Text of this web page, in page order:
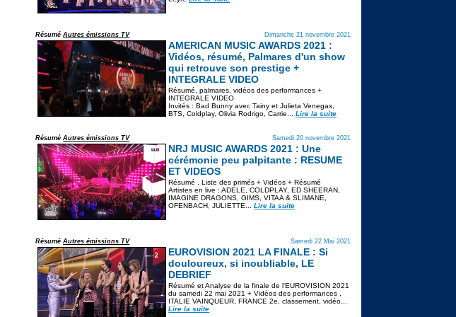
RésuméAutres émissions TV Dimanche 21 novembre 2021
AMERICAN MUSIC AWARDS 2021 :
Vidéos, résumé, Palmares d'un show
qui retrouve son prestige +
INTEGRALE VIDEO
Résumé, palmares, vidéos des performances +
INTEGRALE VIDEO
Invités : Bad Bunny avec Tainy et Julieta Venegas,
BTS, Coldplay, Olivia Rodrigo, Carrie...Lire la suite
RésuméAutres émissions TV Samedi 20 novembre 2021
NRJ MUSIC AWARDS 2021 : Une
cérémonie peu palpitante : RESUME
ET VIDEOS
Résumé , Liste des primés + Vidéos + Résumé
Artistes en live : ADELE, COLDPLAY, ED SHEERAN,
IMAGINE DRAGONS, GIMS, VITAA & SLIMANE,
OFENBACH, JULIETTE...Lire la suite
RésuméAutres émissions TV Samedi 22 Mai 2021
EUROVISION 2021 LA FINALE : Si
douloureux, si inoubliable, LE
DEBRIEF
Résumé et Analyse de la finale de l'EUROVISION 2021
du samedi 22 mai 2021 + Vidéos des performances ,
ITALIE VAINQUEUR, FRANCE 2e, classement, vidéo...
Lire la suite